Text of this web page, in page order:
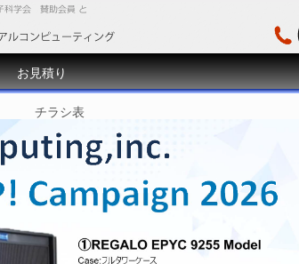
お見積り
チラシ表